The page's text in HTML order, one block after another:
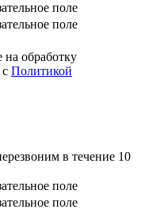
поле
поле
на обработку
Политикой
в течение 10
поле
поле